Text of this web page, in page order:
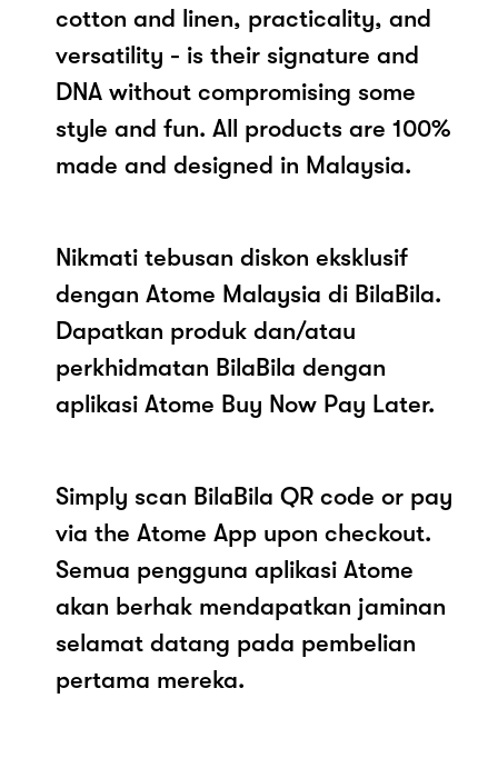
cotton and linen, practicality, and
versatility - is their signature and
DNA without compromising some
style and fun. All products are 100%
made and designed in Malaysia.
Nikmati tebusan diskon eksklusif
dengan Atome Malaysia di BilaBila.
Dapatkan produk dan/atau
perkhidmatan BilaBila dengan
aplikasi Atome Buy Now Pay Later.
Simply scan BilaBila QR code or pay
via the Atome App upon checkout.
Semua pengguna aplikasi Atome
akan berhak mendapatkan jaminan
selamat datang pada pembelian
pertama mereka.